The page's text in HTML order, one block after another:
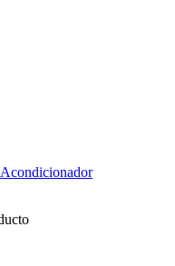
Acondicionador